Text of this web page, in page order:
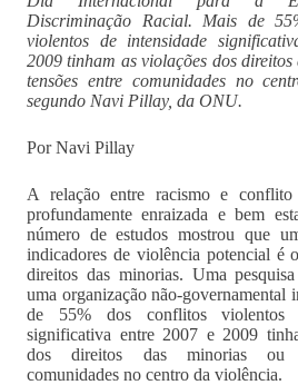
Discriminação Racial. Mais de
violentos de intensidade
2009 tinham as violações dos
tensões entre comunidades no
segundo Navi Pillay, da ONU.
Por Navi Pillay
A relação entre racismo e
profundamente enraizada e bem
número de estudos mostrou que
indicadores de violência potencial é
direitos das minorias. Uma
uma organização não-governamental
de 55% dos conflitos violentos
significativa entre 2007 e 2009
dos direitos das minorias ou
comunidades no centro da violência.